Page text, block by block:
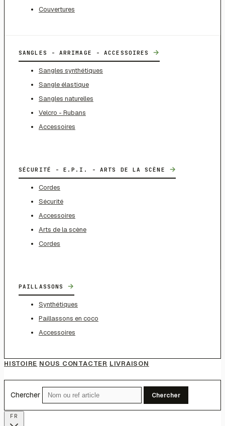
Couvertures
SANGLES - ARRIMAGE - ACCESSOIRES →
Sangles synthétiques
Sangle élastique
Sangles naturelles
Velcro - Rubans
Accessoires
SÉCURITÉ - E.P.I. - ARTS DE LA SCÈNE →
Cordes
Sécurité
Accessoires
Arts de la scène
Cordes
PAILLASSONS →
Synthétiques
Paillassons en coco
Accessoires
HISTOIRE NOUS CONTACTER LIVRAISON
Chercher Chercher